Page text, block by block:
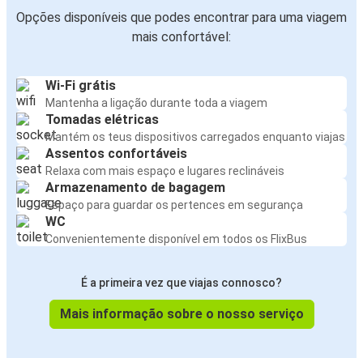
Opções disponíveis que podes encontrar para uma viagem
mais confortável:
Wi-Fi grátis
Mantenha a ligação durante toda a viagem
Tomadas elétricas
Mantém os teus dispositivos carregados enquanto viajas
Assentos confortáveis
Relaxa com mais espaço e lugares reclináveis
Armazenamento de bagagem
Espaço para guardar os pertences em segurança
WC
Convenientemente disponível em todos os FlixBus
É a primeira vez que viajas connosco?
Mais informação sobre o nosso serviço